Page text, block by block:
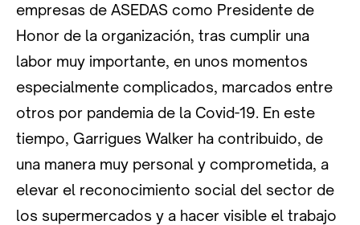
empresas de ASEDAS como Presidente de
Honor de la organización, tras cumplir una
labor muy importante, en unos momentos
especialmente complicados, marcados entre
otros por pandemia de la Covid-19. En este
tiempo, Garrigues Walker ha contribuido, de
una manera muy personal y comprometida, a
elevar el reconocimiento social del sector de
los supermercados y a hacer visible el trabajo